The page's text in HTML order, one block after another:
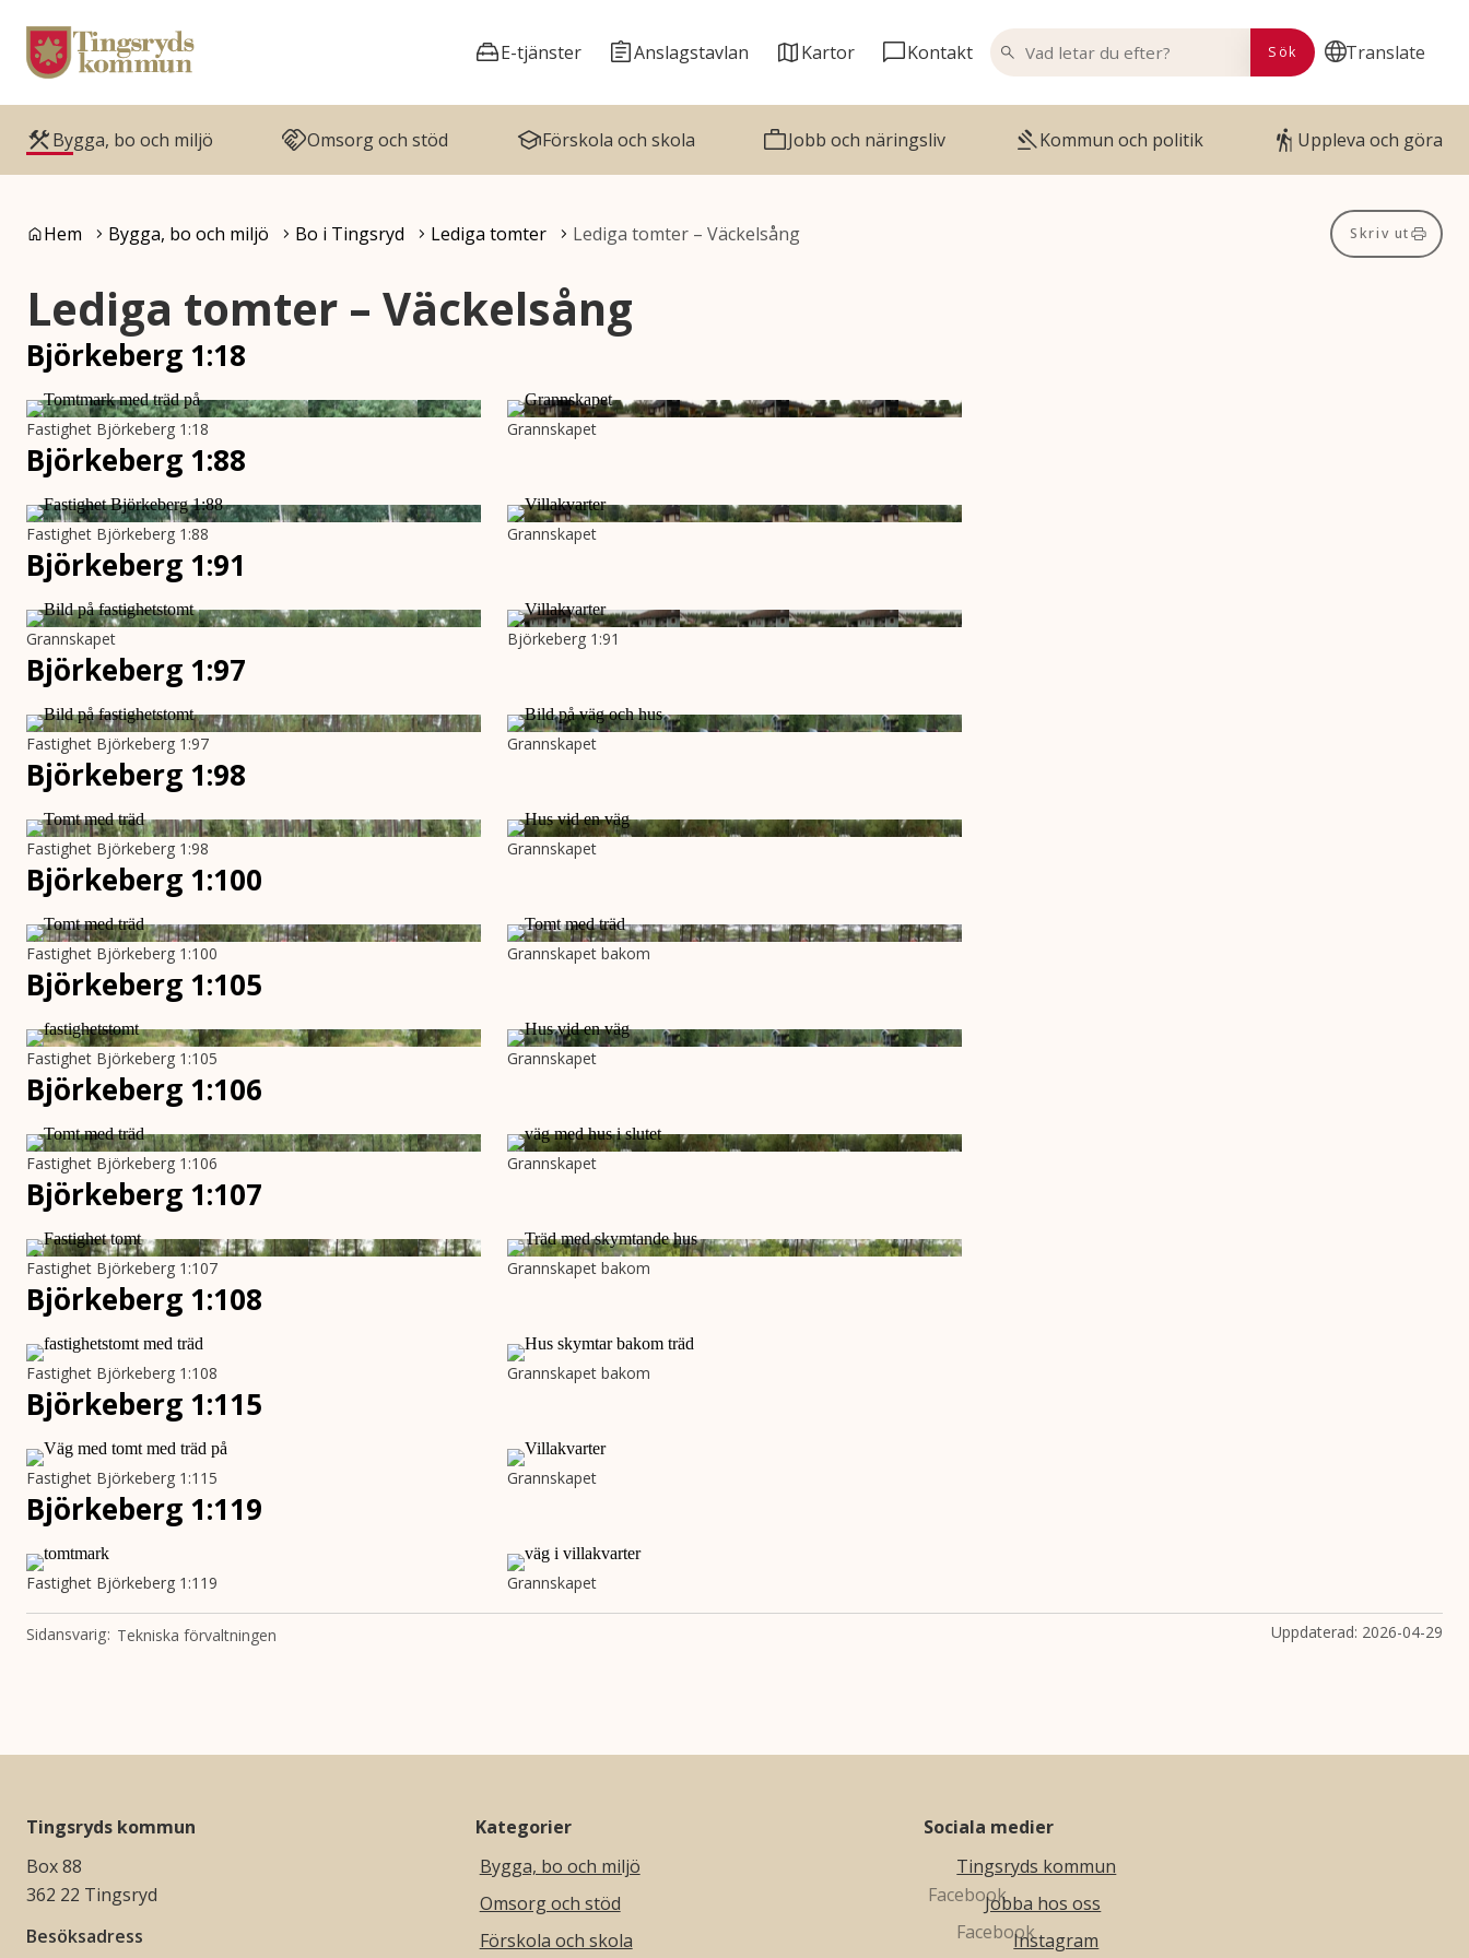
Gå till innehåll
Gå till huvudmeny
Translate
E-tjänster Anslagstavlan Kartor Kontakt
VAD LETAR DU EFTER?
Sök
Bygga, bo och miljö Omsorg och stöd Förskola och skola Jobb och näringsliv Kommun och politik Uppleva och göra
Du är här:
Hem Bygga, bo och miljö Bo i Tingsryd Lediga tomter Lediga tomter – Väckelsång Skriv ut
Lediga tomter – Väckelsång
Björkeberg 1:18
Fastighet Björkeberg 1:18 Grannskapet
Björkeberg 1:88
Fastighet Björkeberg 1:88 Grannskapet
Björkeberg 1:91
Grannskapet Björkeberg 1:91
Björkeberg 1:97
Fastighet Björkeberg 1:97 Grannskapet
Björkeberg 1:98
Fastighet Björkeberg 1:98 Grannskapet
Björkeberg 1:100
Fastighet Björkeberg 1:100 Grannskapet bakom
Björkeberg 1:105
Fastighet Björkeberg 1:105 Grannskapet
Björkeberg 1:106
Fastighet Björkeberg 1:106 Grannskapet
Björkeberg 1:107
Fastighet Björkeberg 1:107 Grannskapet bakom
Björkeberg 1:108
Fastighet Björkeberg 1:108 Grannskapet bakom
Björkeberg 1:115
Fastighet Björkeberg 1:115 Grannskapet
Björkeberg 1:119
Fastighet Björkeberg 1:119 Grannskapet
Tekniska förvaltningen
Sidansvarig Uppdaterad: 2026-04-29
Tingsryds kommun
Box 88
362 22 Tingsryd
Besöksadress
Kategorier
Bygga, bo och miljö
Omsorg och stöd
Förskola och skola
Sociala medier
Tingsryds kommun
Jobba hos oss
Instagram